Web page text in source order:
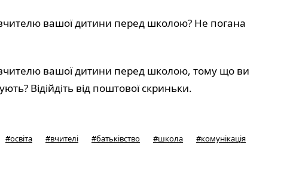
вашої дитини перед школою? Не погана
вашої дитини перед школою, тому що ви
Відійдіть від поштової скриньки.
#освіта #вчителі #батьківство #школа #комунікація